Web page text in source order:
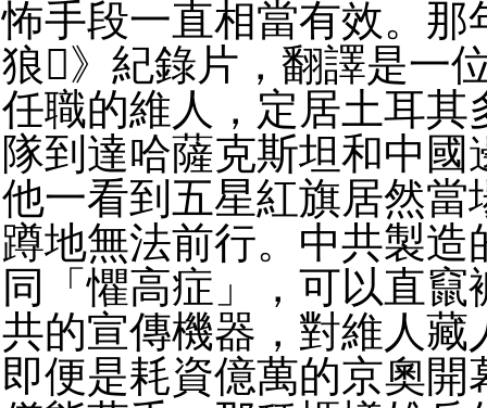
怖手段一直相當有效。那
狼》紀錄片，翻譯是一
任職的維人，定居土耳其
隊到達哈薩克斯坦和中國
他一看到五星紅旗居然當
蹲地無法前行。中共製造
同「懼高症」，可以直竄
共的宣傳機器，對維人藏
即便是耗資億萬的京奧開